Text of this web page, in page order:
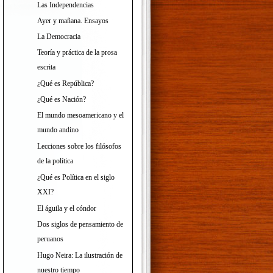
Las Independencias
Ayer y mañana. Ensayos
La Democracia
Teoría y práctica de la prosa
escrita
¿Qué es República?
¿Qué es Nación?
El mundo mesoamericano y el
mundo andino
Lecciones sobre los filósofos
de la política
¿Qué es Política en el siglo
XXI?
El águila y el cóndor
Dos siglos de pensamiento de
peruanos
Hugo Neira: La ilustración de
nuestro tiempo